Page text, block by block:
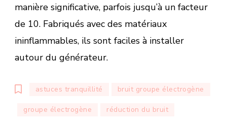
manière significative, parfois jusqu’à un facteur
de 10. Fabriqués avec des matériaux
ininflammables, ils sont faciles à installer
autour du générateur.
astuces tranquillité bruit groupe électrogène
groupe électrogène
réduction du bruit